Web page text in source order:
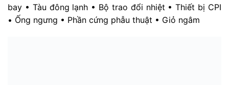
bay • Tàu đông lạnh • Bộ trao đổi nhiệt • Thiết bị CPI
• Ống ngưng • Phần cứng phẫu thuật • Giỏ ngâm